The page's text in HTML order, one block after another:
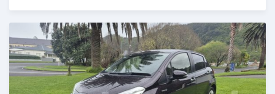
Publié il y a 8 mois